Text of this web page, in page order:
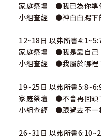
家庭祭壇 ●我已為你準
小組查經 ●神白白賜下
12~18日 以弗所書
家庭祭壇 ●我是靠自己
小組查經 ●我屬於哪裡
19~25日 以弗所書
家庭祭壇 ●不會再回頭
小組查經 ●跟過去不一
26~31日 以弗所書